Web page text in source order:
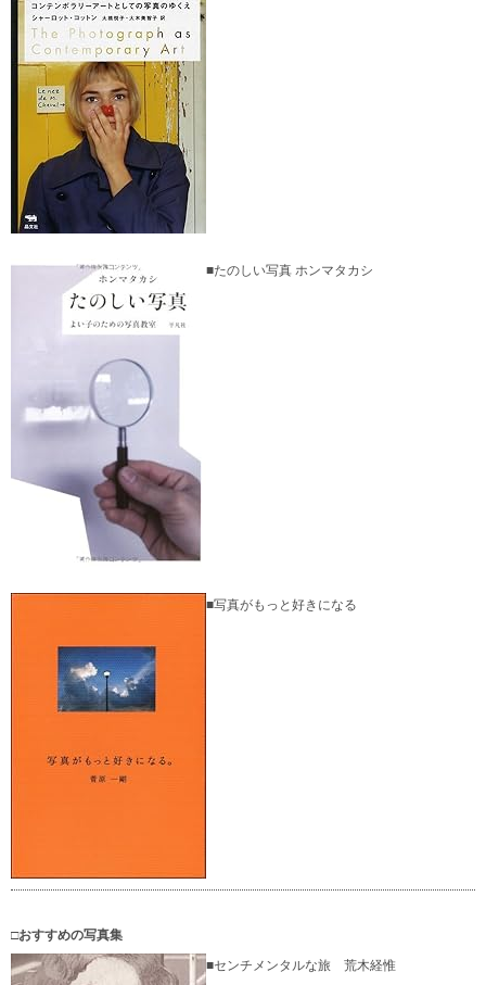
■たのしい写真 ホンマタカシ
■写真がもっと好きになる
□おすすめの写真集
■センチメンタルな旅 荒木経惟